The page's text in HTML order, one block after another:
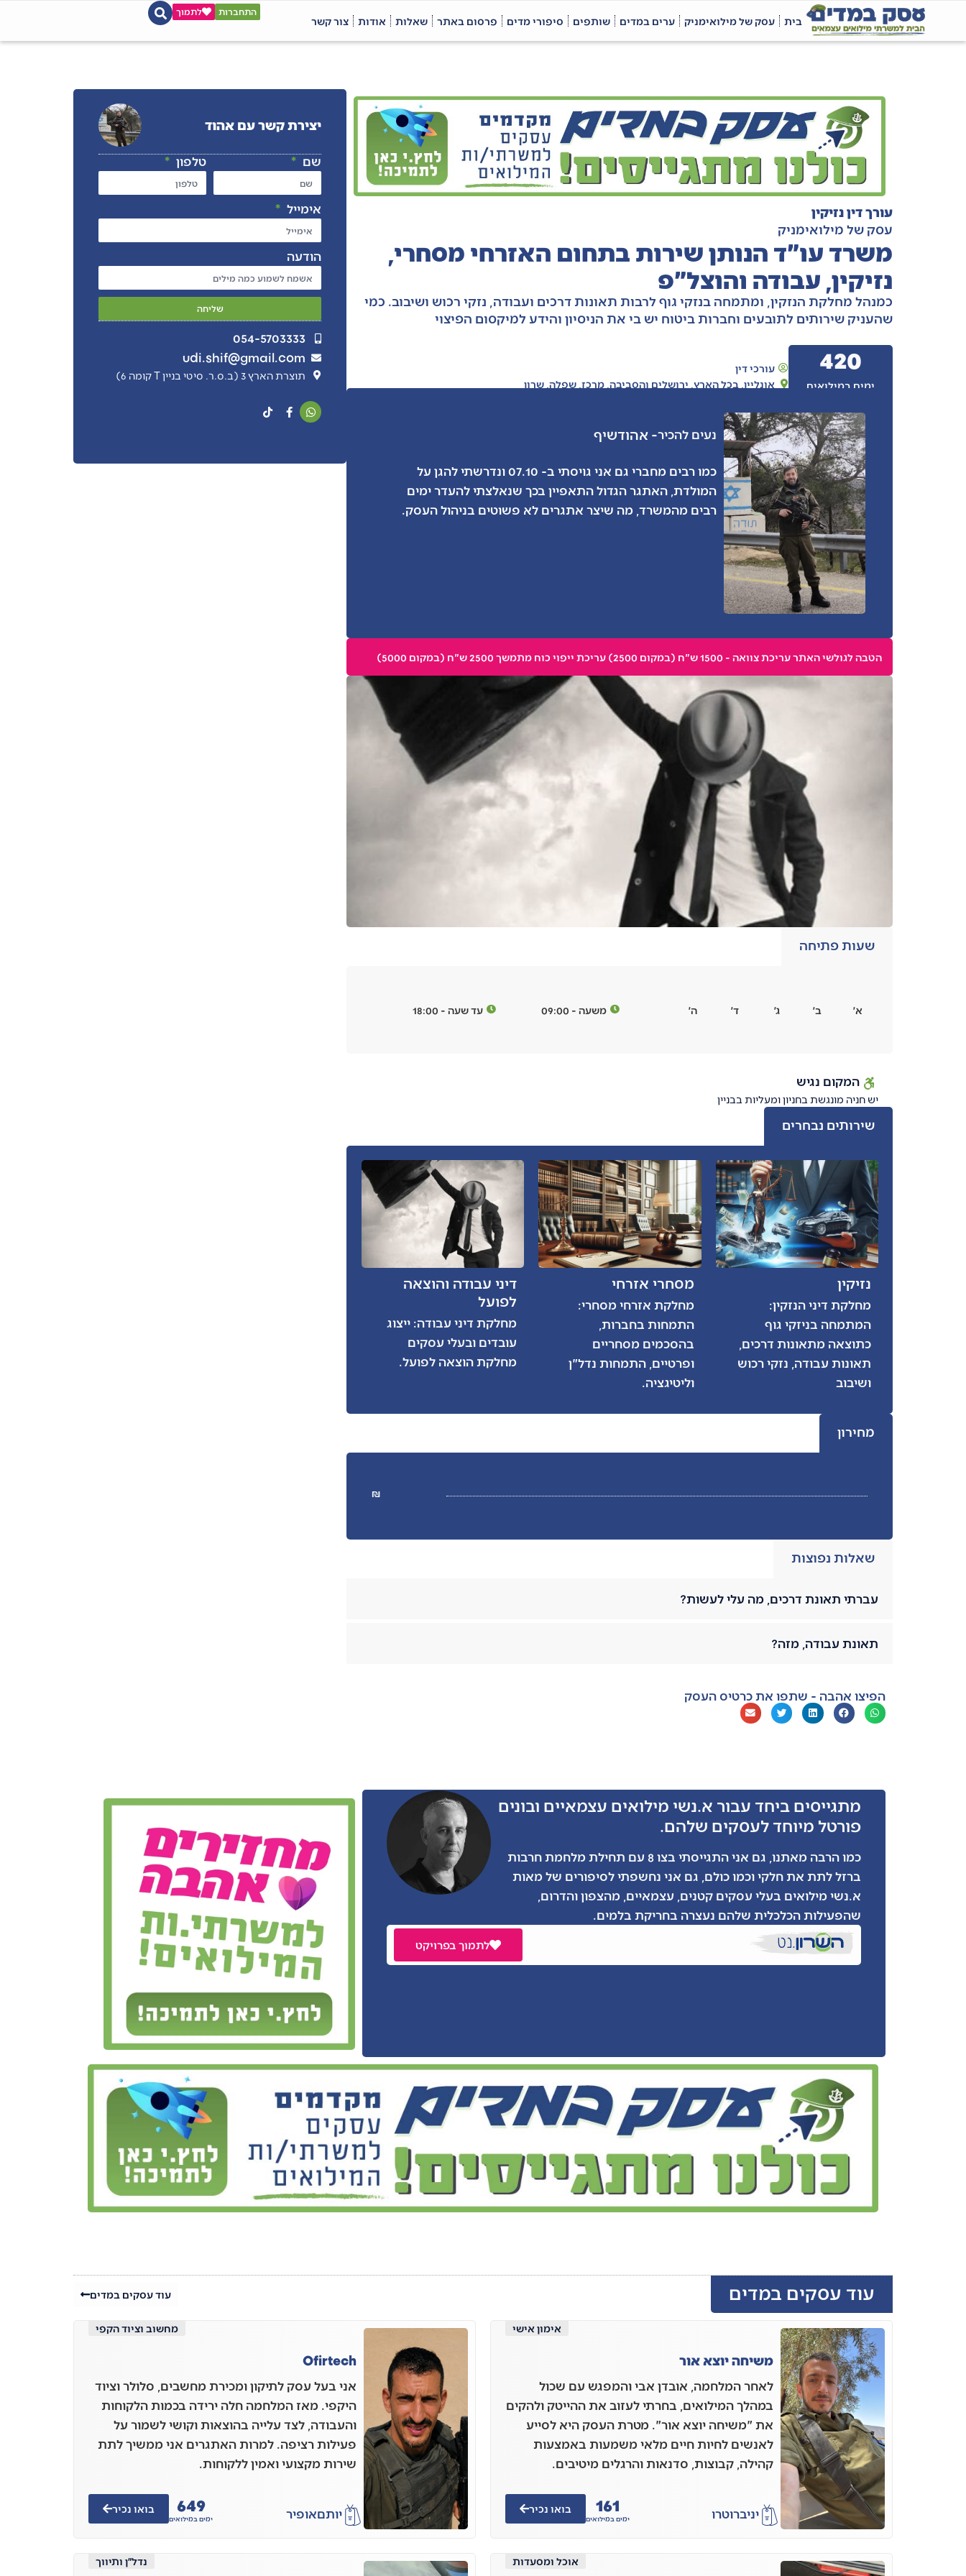
בית עסק של מילואימניק ערים במדים שותפים סיפורי מדים פרסום באתר שאלות אודות צור קשר
התחברות לתמוך
עורך דין נזיקין
עסק של מילואימניק
משרד עו"ד הנותן שירות בתחום האזרחי מסחרי,
נזיקין, עבודה והוצל"פ
כמנהל מחלקת הנזקין, ומתמחה בנזקי גוף לרבות תאונות דרכים ועבודה, נזקי רכוש ושיבוב. כמי
שהעניק שירותים לתובעים וחברות ביטוח יש בי את הניסיון והידע למיקסום הפיצוי
עורכי דין
אונליין בכל הארץ ירושלים והסביבה מרכז שפלה שרון ימים במילואים
420
נעים להכיר- אהודשיף
כמו רבים מחברי גם אני גויסתי ב- 07.10 ונדרשתי להגן על
המולדת, האתגר הגדול התאפיין בכך שנאלצתי להעדר ימים
רבים מהמשרד, מה שיצר אתגרים לא פשוטים בניהול העסק.
הטבה לגולשי האתר עריכת צוואה - 1500 ש"ח (במקום 2500) עריכת ייפוי כוח מתמשך 2500 ש"ח (במקום 5000)
שעות פתיחה
א׳ ב׳ ג׳ ד׳ ה׳ משעה - 09:00 עד שעה - 18:00
המקום נגיש
יש חניה מונגשת בחניון ומעליות בבניין
שירותים נבחרים
נזיקין
מחלקת דיני הנזקין:
המתמחה בניזקי גוף
כתוצאה מתאונות דרכים,
תאונות עבודה, נזקי רכוש
ושיבוב
מסחרי אזרחי
מחלקת אזרחי מסחרי:
התמחות בחברות,
בהסכמים מסחריים
ופרטיים, התמחות נדל"ן
וליטיגציה.
דיני עבודה והוצאה
לפועל
מחלקת דיני עבודה: ייצוג
עובדים ובעלי עסקים
מחלקת הוצאה לפועל.
מחירון
₪
שאלות נפוצות
עברתי תאונת דרכים, מה עלי לעשות?
תאונת עבודה, מזה?
הפיצו אהבה - שתפו את כרטיס העסק
יצירת קשר עם אהוד
שם טלפון
אימייל
הודעה
שליחה
054-5703333
udi.shif@gmail.com
תוצרת הארץ 3 (ב.ס.ר. סיטי בניין T קומה 6)
מתגייסים ביחד עבור א.נשי מילואים עצמאיים ובונים
פורטל מיוחד לעסקים שלהם.
כמו הרבה מאתנו, גם אני התגייסתי בצו 8 עם תחילת מלחמת חרבות
ברזל לתת את חלקי וכמו כולם, גם אני נחשפתי לסיפורים של מאות
א.נשי מילואים בעלי עסקים קטנים, עצמאיים, מהצפון והדרום,
שהפעילות הכלכלית שלהם נעצרה בחריקת בלמים.
לתמוך בפרויקט
עוד עסקים במדים עוד עסקים במדים
אימון אישי
משיחה יוצא אור
לאחר המלחמה, אובדן אבי והמפגש עם שכול
במהלך המילואים, בחרתי לעזוב את ההייטק ולהקים
את "משיחה יוצא אור". מטרת העסק היא לסייע
לאנשים לחיות חיים מלאי משמעות באמצעות
קהילה, קבוצות, סדנאות והרגלים מיטיבים.
יניברוטרו ימים במילואים
161 בואו נכיר
מחשוב וציוד הקפי
Ofirtech
אני בעל עסק לתיקון ומכירת מחשבים, סלולר וציוד
היקפי. מאז המלחמה חלה ירידה בכמות הלקוחות
והעבודה, לצד עלייה בהוצאות וקושי לשמור על
פעילות רציפה. למרות האתגרים אני ממשיך לתת
שירות מקצועי ואמין ללקוחות.
יותםאופיר ימים במילואים
649 בואו נכיר
אוכל ומסעדות נדל״ן ותיווך